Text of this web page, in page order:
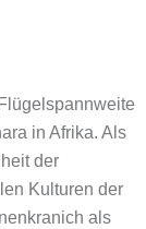
in Afrika. Als
der
Kulturen der
als